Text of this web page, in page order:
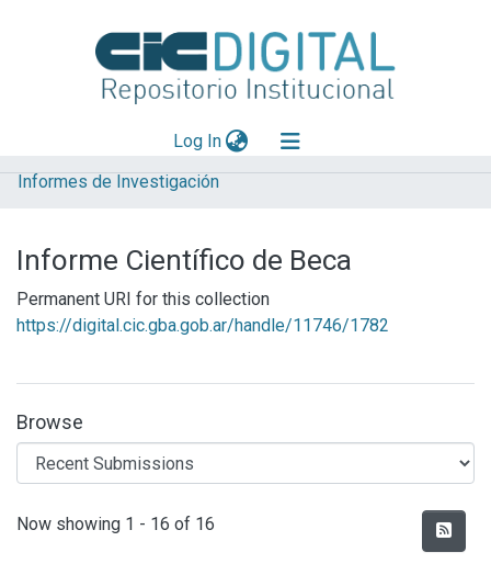
Log In(current)
Explorar
Aportar material
Statistics
Informes de Investigación
Informe Científico de Beca
Permanent URI for this collection
https://digital.cic.gba.gob.ar/handle/11746/1782
Browse
Recent Submissions
Now showing 1 - 16 of 16